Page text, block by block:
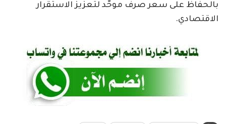
بالحفاظ على سعر صرف موحّد لتعزيز الاستقرار
الاقتصادي.